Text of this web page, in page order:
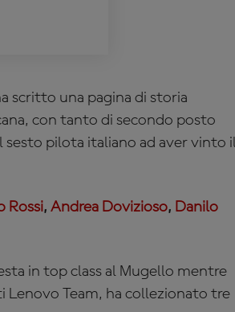
scritto una pagina di storia
con tanto di secondo posto
sesto pilota italiano ad aver vinto
Rossi, Andrea Dovizioso, Danilo
in top class al Mugello mentre
Lenovo Team, ha collezionato tre